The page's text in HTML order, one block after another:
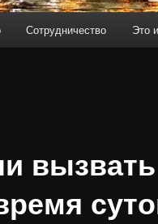
Сотрудничество Это
вызвать